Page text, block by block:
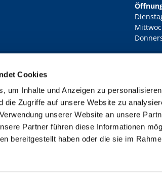
Cookies
um Inhalte und Anzeigen zu
die Zugriffe auf unsere Website zu
unserer Website an unsere
Partner führen diese Informationen
bereitgestellt haben oder die sie im
Lichtenberg Berlin-Mitte · Yorckstr. 88C,
Kontaktinformationen